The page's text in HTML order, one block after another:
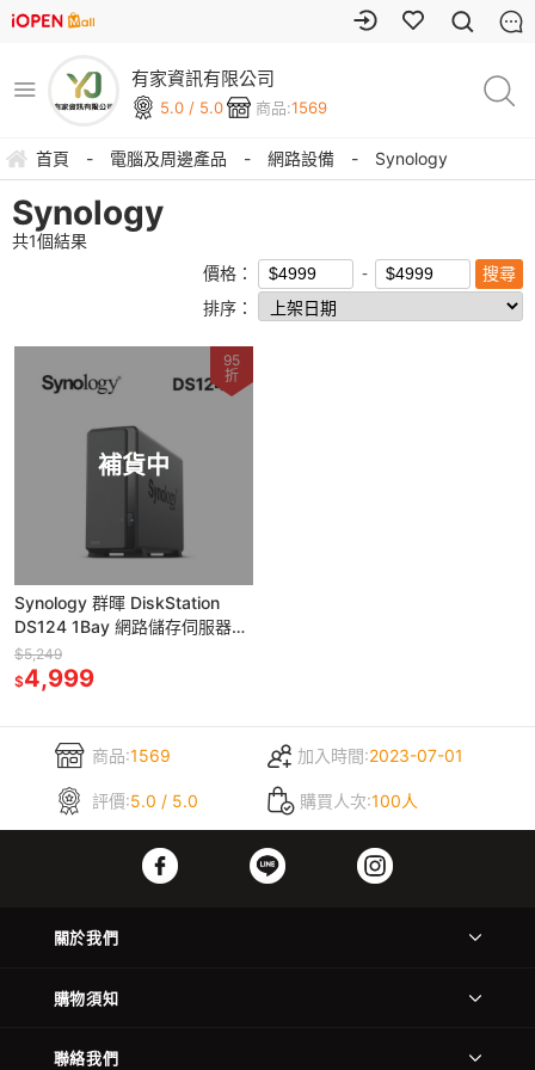
有家資訊有限公司
5.0 / 5.0 商品:1569
首頁 - 電腦及周邊產品 - 網路設備 - Synology
Synology
共1個結果
價格：
排序：
補貨中
95
折
Synology 群暉 DiskStation
DS124 1Bay 網路儲存伺服器
(NAS)
$5,249
$4,999
商品:1569 加入時間:2023-07-01
評價:5.0 / 5.0 購買人次:100人
關於我們
購物須知
聯絡我們